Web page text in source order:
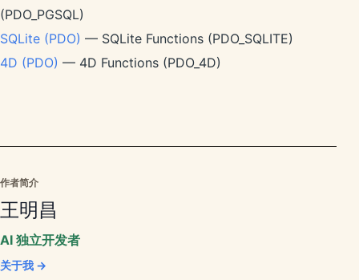
(PDO_PGSQL)
SQLite (PDO) — SQLite Functions (PDO_SQLITE)
4D (PDO) — 4D Functions (PDO_4D)
作者简介
王明昌
AI 独立开发者
关于我 →